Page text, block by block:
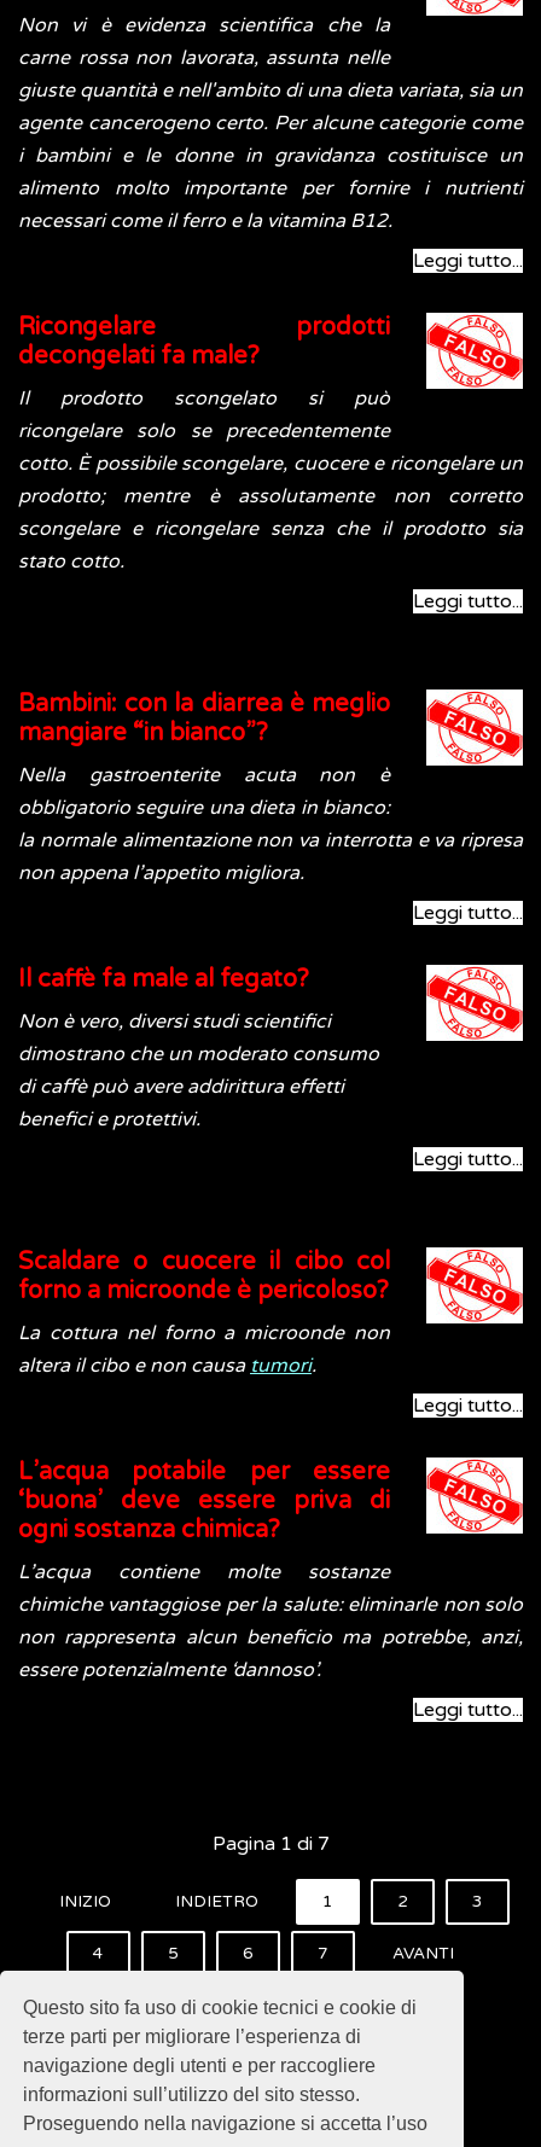
Questo sito fa uso di cookie tecnici e cookie di
terze parti per migliorare l’esperienza di
navigazione degli utenti e per raccogliere
informazioni sull’utilizzo del sito stesso.
Proseguendo nella navigazione si accetta l’uso
Non vi è evidenza scientifica che la
carne rossa non lavorata, assunta nelle
giuste quantità e nell'ambito di una dieta variata, sia un
agente cancerogeno certo. Per alcune categorie come
i bambini e le donne in gravidanza costituisce un
alimento molto importante per fornire i nutrienti
necessari come il ferro e la vitamina B12.
Leggi tutto...
Ricongelare prodotti
decongelati fa male?
Il prodotto scongelato si può
ricongelare solo se precedentemente
cotto. È possibile scongelare, cuocere e ricongelare un
prodotto; mentre è assolutamente non corretto
scongelare e ricongelare senza che il prodotto sia
stato cotto.
Leggi tutto...
Bambini: con la diarrea è meglio
mangiare “in bianco”?
Nella gastroenterite acuta non è
obbligatorio seguire una dieta in bianco:
la normale alimentazione non va interrotta e va ripresa
non appena l’appetito migliora.
Leggi tutto...
Il caffè fa male al fegato?
Non è vero, diversi studi scientifici
dimostrano che un moderato consumo
di caffè può avere addirittura effetti
benefici e protettivi.
Leggi tutto...
Scaldare o cuocere il cibo col
forno a microonde è pericoloso?
La cottura nel forno a microonde non
altera il cibo e non causa tumori.
Leggi tutto...
L’acqua potabile per essere
‘buona’ deve essere priva di
ogni sostanza chimica?
L’acqua contiene molte sostanze
chimiche vantaggiose per la salute: eliminarle non solo
non rappresenta alcun beneficio ma potrebbe, anzi,
essere potenzialmente ‘dannoso’.
Leggi tutto...
Pagina 1 di 7
INIZIO INDIETRO 1 2 3
4 5 6 7 AVANTI
FINE